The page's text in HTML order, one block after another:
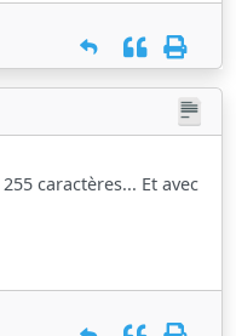
caractères... Et avec